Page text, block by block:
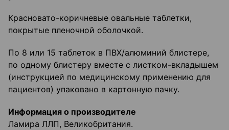
Красновато-коричневые овальные таблетки,
покрытые пленочной оболочкой.
По 8 или 15 таблеток в ПВХ/алюминий блистере,
по одному блистеру вместе с листком-вкладышем
(инструкцией по медицинскому применению для
пациентов) упаковано в картонную пачку.
Информация о производителе
Ламира ЛЛП, Великобритания.